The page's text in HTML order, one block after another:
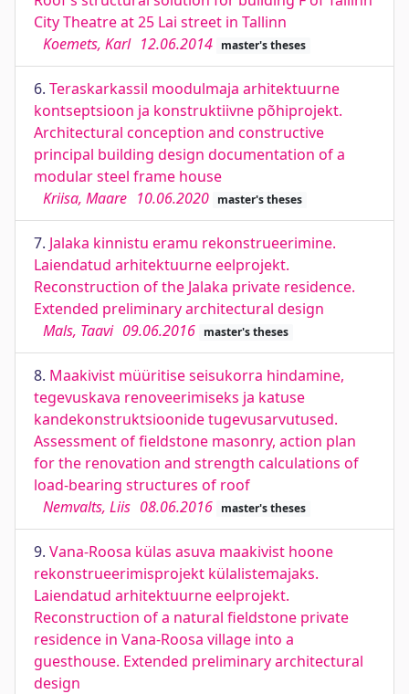
City Theatre at 25 Lai street in Tallinn
Koemets, Karl 12.06.2014 master's theses
6. Teraskarkassil moodulmaja arhitektuurne
kontseptsioon ja konstruktiivne põhiprojekt.
Architectural conception and constructive
principal building design documentation of a
modular steel frame house
Kriisa, Maare 10.06.2020 master's theses
7. Jalaka kinnistu eramu rekonstrueerimine.
Laiendatud arhitektuurne eelprojekt.
Reconstruction of the Jalaka private residence.
Extended preliminary architectural design
Mals, Taavi 09.06.2016 master's theses
8. Maakivist müüritise seisukorra hindamine,
tegevuskava renoveerimiseks ja katuse
kandekonstruktsioonide tugevusarvutused.
Assessment of fieldstone masonry, action plan
for the renovation and strength calculations of
load-bearing structures of roof
Nemvalts, Liis 08.06.2016 master's theses
9. Vana-Roosa külas asuva maakivist hoone
rekonstrueerimisprojekt külalistemajaks.
Laiendatud arhitektuurne eelprojekt.
Reconstruction of a natural fieldstone private
residence in Vana-Roosa village into a
guesthouse. Extended preliminary architectural
design